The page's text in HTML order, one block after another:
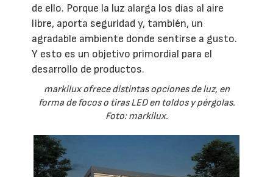
de ello. Porque la luz alarga los días al aire
libre, aporta seguridad y, también, un
agradable ambiente donde sentirse a gusto.
Y esto es un objetivo primordial para el
desarrollo de productos.
markilux ofrece distintas opciones de luz, en
forma de focos o tiras LED en toldos y pérgolas.
Foto: markilux.